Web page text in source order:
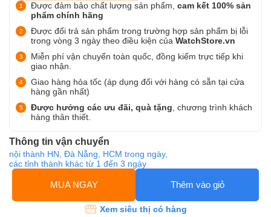
Được đảm bảo chất lượng sản phẩm, cam kết 100% sản
phẩm chính hãng
Được đổi trả sản phẩm trong trường hợp sản phẩm bị lỗi
trong vòng 3 ngày theo điều kiện của WatchStore.vn
Miễn phí vận chuyển toàn quốc, đồng kiểm trực tiếp khi
giao nhận.
Giao hàng hỏa tốc (áp dụng đối với hàng có sẵn tại cửa
hàng gần nhất)
Được hưởng các ưu đãi, quà tặng , chương trình khách
hàng thân thiết.
Thông tin vận chuyển
nội thành HN, Đà Nẵng, HCM trong ngày,
các tỉnh thành khác từ 1 đến 3 ngày
MUA NGAY Thêm vào giỏ
Xem siêu thị có hàng